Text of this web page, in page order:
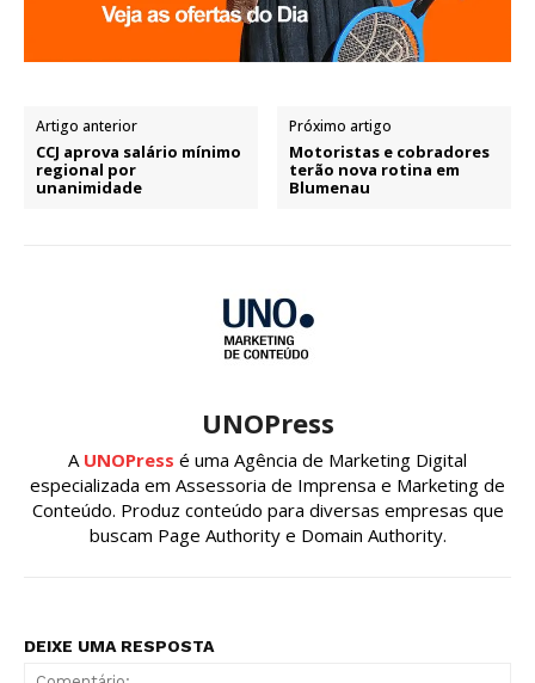
Artigo anterior
CCJ aprova salário mínimo
regional por
unanimidade
Próximo artigo
Motoristas e cobradores
terão nova rotina em
Blumenau
UNOPress
A UNOPress é uma Agência de Marketing Digital
especializada em Assessoria de Imprensa e Marketing de
Conteúdo. Produz conteúdo para diversas empresas que
buscam Page Authority e Domain Authority.
DEIXE UMA RESPOSTA